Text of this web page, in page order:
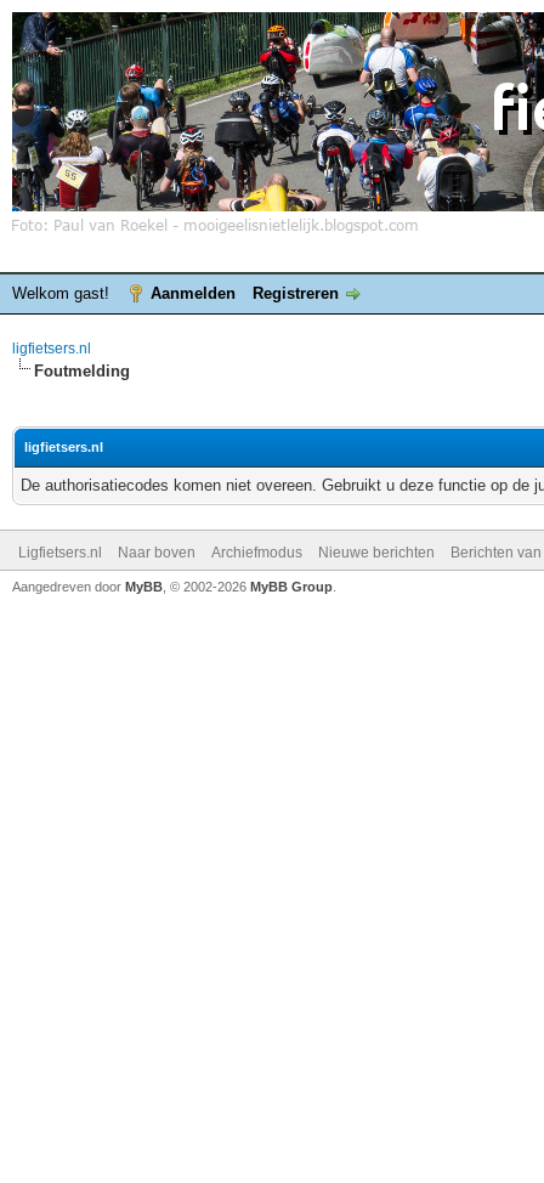
Welkom gast! Aanmelden Registreren
ligfietsers.nl
Foutmelding
ligfietsers.nl
De authorisatiecodes komen niet overeen. Gebruikt u deze functie op de
Ligfietsers.nl Naar boven Archiefmodus Nieuwe berichten Berichten
Aangedreven door MyBB , © 2002-2026 MyBB Group